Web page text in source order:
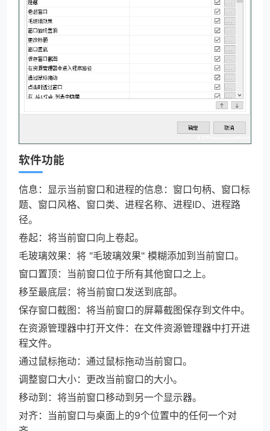
软件功能
信息：显示当前窗口和进程的信息：窗口句柄、窗口标
题、窗口风格、窗口类、进程名称、进程ID、进程路
径。
卷起：将当前窗口向上卷起。
毛玻璃效果：将 "毛玻璃效果" 模糊添加到当前窗口。
窗口置顶：当前窗口位于所有其他窗口之上。
移至最底层：将当前窗口发送到底部。
保存窗口截图：将当前窗口的屏幕截图保存到文件中。
在资源管理器中打开文件：在文件资源管理器中打开进
程文件。
通过鼠标拖动：通过鼠标拖动当前窗口。
调整窗口大小：更改当前窗口的大小。
移动到：将当前窗口移动到另一个显示器。
对齐：当前窗口与桌面上的9个位置中的任何一个对